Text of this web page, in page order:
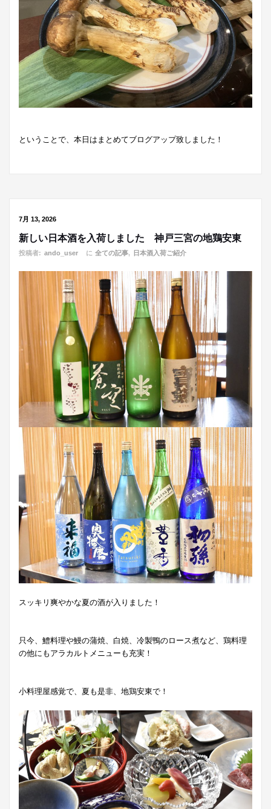
ということで、本日はまとめてブログアップ致しました！
7月 13, 2026
新しい日本酒を入荷しました 神戸三宮の地鶏安東
投稿者: ando_user に 全ての記事, 日本酒入荷ご紹介
スッキリ爽やかな夏の酒が入りました！
只今、鱧料理や鰻の蒲焼、白焼、冷製鴨のロース煮など、鶏料理
の他にもアラカルトメニューも充実！
小料理屋感覚で、夏も是非、地鶏安東で！